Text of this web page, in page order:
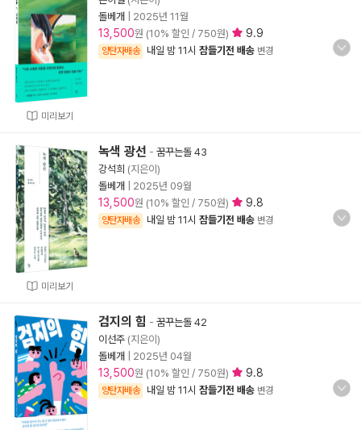
미리보기
돌베개
2025년 11월
13,500원 (10% 할인 / 750원) 9.9
양탄자배송 내일 밤 11시 잠들기전 배송 변경
미리보기
녹색 광선 - 꿈꾸는돌 43
강석희 (지은이)
돌베개
2025년 09월
13,500원 (10% 할인 / 750원) 9.8
양탄자배송 내일 밤 11시 잠들기전 배송 변경
검지의 힘 - 꿈꾸는돌 42
이선주 (지은이)
돌베개
2025년 04월
13,500원 (10% 할인 / 750원) 9.8
양탄자배송 내일 밤 11시 잠들기전 배송 변경